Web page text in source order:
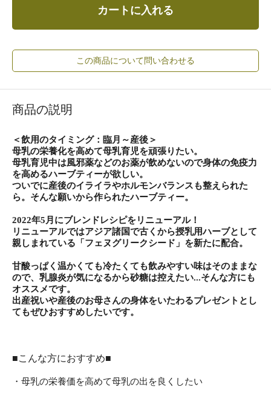
カートに入れる
この商品について問い合わせる
商品の説明
＜飲用のタイミング：臨月～産後＞
母乳の栄養化を高めて母乳育児を頑張りたい。
母乳育児中は風邪薬などのお薬が飲めないので身体の免疫力
を高めるハーブティーが欲しい。
ついでに産後のイライラやホルモンバランスも整えられた
ら。そんな願いから作られたハーブティー。
2022年5月にブレンドレシピをリニューアル！
リニューアルではアジア諸国で古くから授乳用ハーブとして
親しまれている「フェヌグリークシード」を新たに配合。
甘酸っぱく温かくても冷たくても飲みやすい味はそのままな
ので、乳腺炎が気になるから砂糖は控えたい...そんな方にも
オススメです。
出産祝いや産後のお母さんの身体をいたわるプレゼントとし
てもぜひおすすめしたいです。
■こんな方におすすめ■
・母乳の栄養価を高めて母乳の出を良くしたい